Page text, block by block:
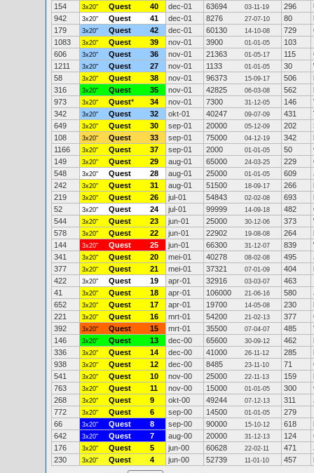
154
3x20" Quest 40 dec-01 63694 03-11-19 296
942
3x20" Quest 41 dec-01 8276 27-07-10 80
179
3x20" Quest 42 dec-01 60130 14-10-08 729
1083
3x20" Quest 39 nov-01 3900 01-01-05
103
606
3x20" Quest 36 nov-01 21363 01-05-17 115
1211
3x20" Quest 27 nov-01 1133 01-01-05 30
58
3x20" Quest 38 nov-01 96373 15-09-17 506
316
3x20" Quest 35 nov-01 42825 06-03-08 562
973
3x20" Quest* 34 nov-01 7300 31-12-05 146
342
3x20" Quest 32 okt-01 40247 09-07-09 431
649
3x20" Quest 30 sep-01 20000 05-12-09 202
108
3x20" Quest 33 sep-01 75000 04-12-19 342
1166
3x20" Quest 37 sep-01 2000 01-01-05 50
149
3x20" Quest 29 aug-01 65000 24-03-25 229
548
3x20" Quest 28 aug-01 25000 01-01-05 609
242
3x20" Quest 31 aug-01 51500 18-09-17 266
219
3x20" Quest 26 jul-01 54843 02-02-08 693
52
3x20" Quest 24 jul-01 99999 14-09-18 482
544
3x20" Quest 23 jun-01 25000 30-12-06 373
578
3x20" Quest 22 jun-01 22902 19-08-08 264
144
3x20" Quest 25 jun-01 66300 31-12-07 839
341
3x20" Quest 20 mei-01 40278 08-02-08 495
377
3x20" Quest 21 mei-01 37321 07-01-09 404
422
3x20" Quest 19 apr-01 32916 03-03-07
463
41
3x20" Quest 18 apr-01 106000 21-06-16 580
652
3x20" Quest 17 apr-01 19700 14-05-08 230
221
3x20" Quest 16 mrt-01 54200 21-02-13 377
392
3x20" Quest 15 mrt-01 35500 07-04-07 485
146
3x20" Quest 13 dec-00 65600 30-09-12 462
336
3x20" Quest 14 dec-00 41000 26-11-12 285
938
3x20" Quest 12 dec-00 8485 23-11-10 71
541
3x20" Quest 10 nov-00 25000 22-11-13 159
763
3x20" Quest 11 nov-00 15000 01-01-05 300
268
3x20" Quest 9 okt-00 49244 07-12-13 311
772
3x20" Quest 6 sep-00 14500 01-01-05
279
66
3x20" Quest 8 sep-00 90000 15-10-12 618
642
3x20" Quest 7 aug-00 20000 31-12-13 124
176
3x20" Quest 5 jun-00 60628 22-02-11 471
230
3x20" Quest 4 jun-00 52739 11-01-10 457